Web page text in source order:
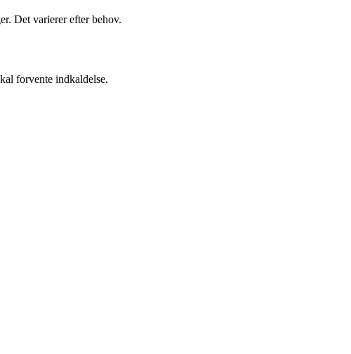
Det varierer efter behov.
forvente indkaldelse.